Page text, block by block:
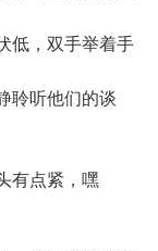
低，双手举着手
聆听他们的谈
有点紧，嘿